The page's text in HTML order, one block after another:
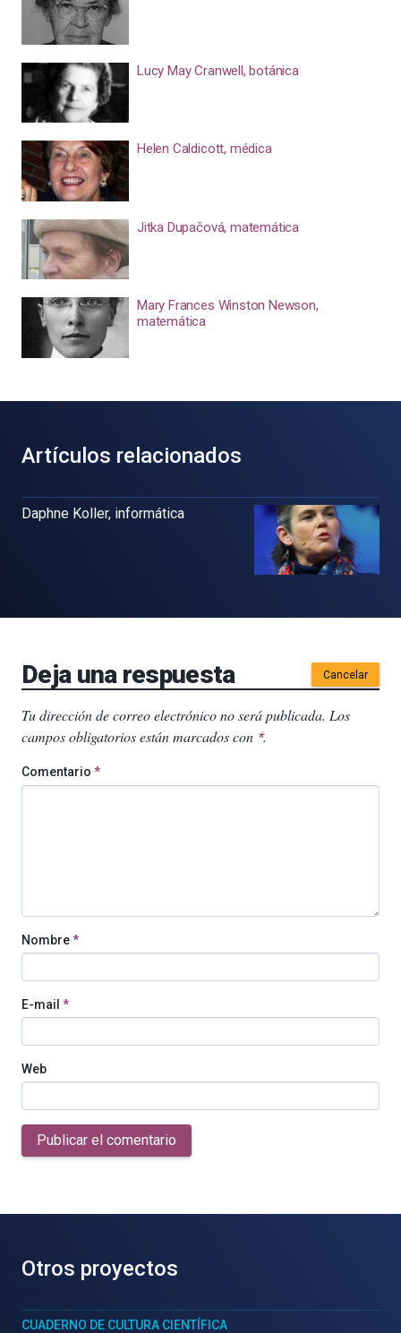
Lucy May Cranwell, botánica
Helen Caldicott, médica
Jitka Dupačová, matemática
Mary Frances Winston Newson,
matemática
Artículos relacionados
Daphne Koller, informática
Deja una respuesta Cancelar
Tu dirección de correo electrónico no será publicada. Los
campos obligatorios están marcados con *.
Comentario *
Nombre*
E-mail *
Web
Publicar el comentario
Otros proyectos
CUADERNO DE CULTURA CIENTÍFICA